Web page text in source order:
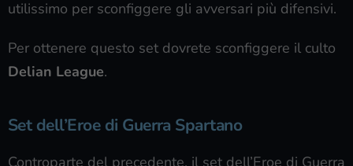
utilissimo per sconfiggere gli avversari più difensivi.
Per ottenere questo set dovrete sconfiggere il culto
Delian League.
Set dell’Eroe di Guerra Spartano
Controparte del precedente, il set dell’Eroe di Guerra